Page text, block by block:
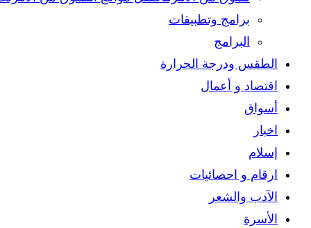
panel.
برامج وتطبيقات
البرامج
الطقس ودرجة الحرارة
اقتصاد و أعمال
أسواق
اخبار
إسلام
ارقام و احصائيات
الآدب والشعر
الأسرة